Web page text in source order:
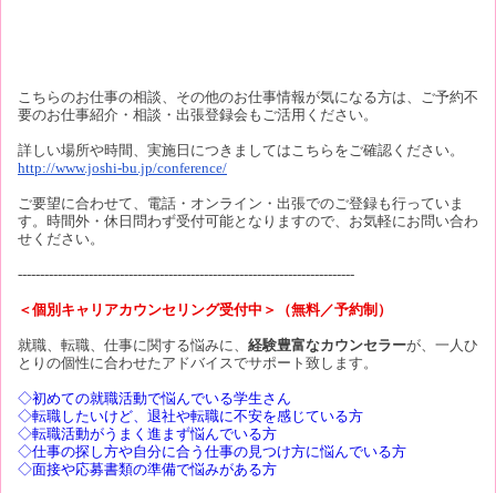
こちらのお仕事の相談、その他のお仕事情報が気になる方は、ご予約不
要のお仕事紹介・相談・出張登録会もご活用ください。
詳しい場所や時間、実施日につきましてはこちらをご確認ください。
http://www.joshi-bu.jp/conference/
ご要望に合わせて、電話・オンライン・出張でのご登録も行っていま
す。時間外・休日問わず受付可能となりますので、お気軽にお問い合わ
せください。
----------------------------------------------------------------------------
＜個別キャリアカウンセリング受付中＞（無料／予約制）
就職、転職、仕事に関する悩みに、 経験豊富なカウンセラーが、一人ひ
とりの個性に合わせたアドバイスでサポート致します。
◇初めての就職活動で悩んでいる学生さん
◇転職したいけど、退社や転職に不安を感じている方
◇転職活動がうまく進まず悩んでいる方
◇仕事の探し方や自分に合う仕事の見つけ方に悩んでいる方
◇面接や応募書類の準備で悩みがある方